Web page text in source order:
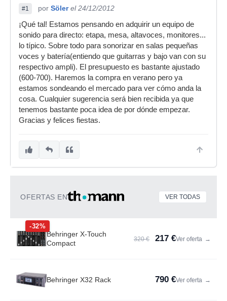
#1 por Söler el 24/12/2012
¡Qué tal! Estamos pensando en adquirir un equipo de
sonido para directo: etapa, mesa, altavoces, monitores...
lo típico. Sobre todo para sonorizar en salas pequeñas
voces y batería(entiendo que guitarras y bajo van con su
respectivo ampli). El presupuesto es bastante ajustado
(600-700). Haremos la compra en verano pero ya
estamos sondeando el mercado para ver cómo anda la
cosa. Cualquier sugerencia será bien recibida ya que
tenemos bastante poca idea de por dónde empezar.
Gracias y felices fiestas.
OFERTAS EN VER TODAS
-32%
Behringer X-Touch
Compact
320 € 217 €Ver oferta →
Behringer X32 Rack 790 €Ver oferta →